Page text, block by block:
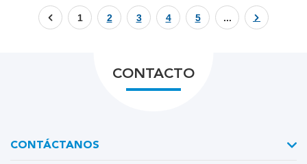
1 2 3 4 5 ...
CONTACTO
CONTÁCTANOS